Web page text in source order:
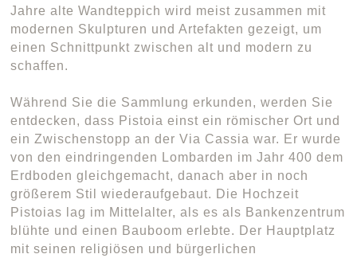
Jahre alte Wandteppich wird meist zusammen mit
modernen Skulpturen und Artefakten gezeigt, um
einen Schnittpunkt zwischen alt und modern zu
schaffen.
Während Sie die Sammlung erkunden, werden Sie
entdecken, dass Pistoia einst ein römischer Ort und
ein Zwischenstopp an der Via Cassia war. Er wurde
von den eindringenden Lombarden im Jahr 400 dem
Erdboden gleichgemacht, danach aber in noch
größerem Stil wiederaufgebaut. Die Hochzeit
Pistoias lag im Mittelalter, als es als Bankenzentrum
blühte und einen Bauboom erlebte. Der Hauptplatz
mit seinen religiösen und bürgerlichen